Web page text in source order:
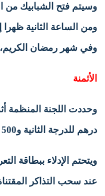
وسيتم فتح الشبابيك من
ومن الساعة الثانية
وفي شهر رمضان الكريم، من الساعة 11 صباحا
الأثمنة
درهم للدرجة الثانية و500 درهم بالنسبة للدرجة الأولى.
ويتحتم الإدلاء ببطاقة
عند سحب التذاكر